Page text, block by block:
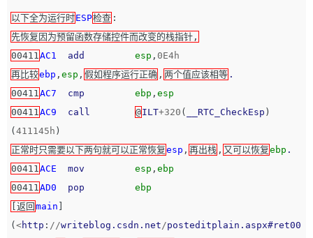
以下全为运行时ESP检查 :
先恢复因为预留函数存储控件而改变的栈指针,
00411AC1 add esp , 0E4h
再比较ebp , esp , 假如程序运行正确 , 两个值应该相等 .
00411AC7 cmp ebp , esp
00411AC9 call @ILT+320 ( __RTC_CheckEsp )
( 411145h )
正常时只需要以下两句就可以正常恢复esp , 再出栈 , 又可以恢复ebp .
00411ACE mov esp , ebp
00411AD0 pop
ebp
[返回 main
( <http : //writeblog.csdn.net/posteditplain.aspx#ret00